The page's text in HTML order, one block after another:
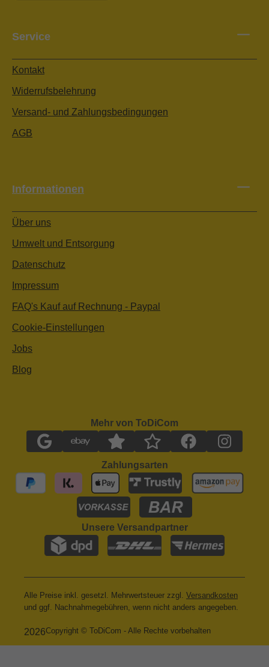
Service
Kontakt
Widerrufsbelehrung
Versand- und Zahlungsbedingungen
AGB
Informationen
Über uns
Umwelt und Entsorgung
Datenschutz
Impressum
FAQ's Kauf auf Rechnung - Paypal
Cookie-Einstellungen
Jobs
Blog
Mehr von ToDiCom
Zahlungsarten
Unsere Versandpartner
Alle Preise inkl. gesetzl. Mehrwertsteuer zzgl. Versandkosten
und ggf. Nachnahmegebühren, wenn nicht anders angegeben.
2026Copyright © ToDiCom - Alle Rechte vorbehalten